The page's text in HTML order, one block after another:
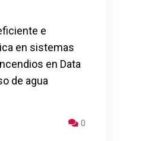
e
en sistemas
en Data
de agua
0